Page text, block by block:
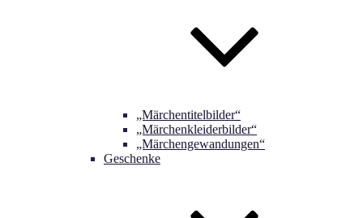
„Märchentitelbilder“
„Märchenkleiderbilder“
„Märchengewandungen“
Geschenke